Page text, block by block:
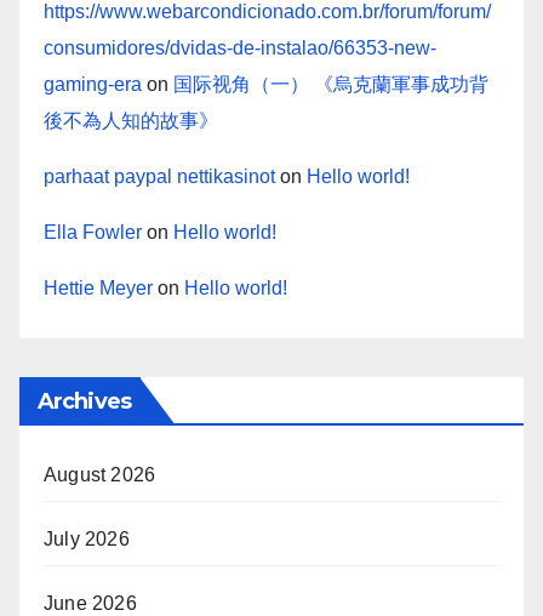
https://www.webarcondicionado.com.br/forum/forum/
consumidores/dvidas-de-instalao/66353-new-
gaming-era on 国际视角（一） 《烏克蘭軍事成功背
後不為人知的故事》
parhaat paypal nettikasinoton Hello world!
Ella Fowler on Hello world!
Hettie Meyer on Hello world!
Archives
August 2026
July 2026
June 2026